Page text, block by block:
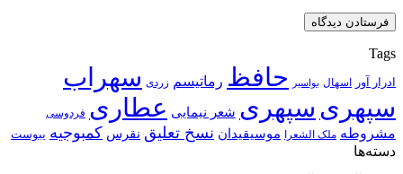
Tags
ادرار آور اسهال بواسیر حافظ رماتیسم زردی سهراب
سپهری سپهری شعر نیمایی عطاری فردوسی
مشروطه ملک الشعرا موسیقیدان نسخ تعلیق نقرس کمبوجیه یبوست
دسته‌ها